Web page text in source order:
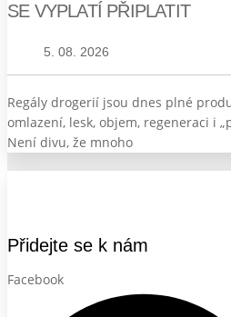
SE VYPLATÍ PŘIPLATIT
5. 08. 2026
Regály drogerií jsou dnes plné
omlazení, lesk, objem, regeneraci i
Není divu, že mnoho
Přidejte se k nám
Facebook